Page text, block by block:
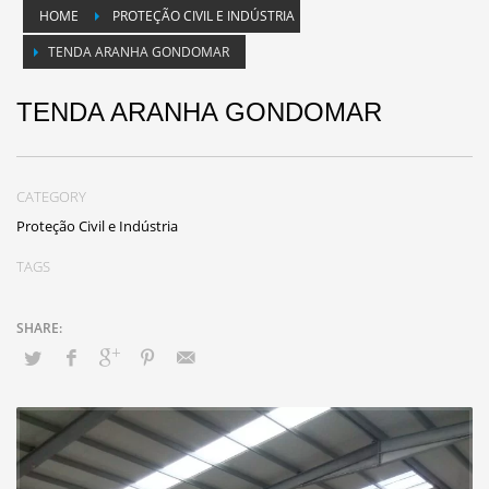
HOME
PROTEÇÃO CIVIL E INDÚSTRIA
TENDA ARANHA GONDOMAR
TENDA ARANHA GONDOMAR
CATEGORY
Proteção Civil e Indústria
TAGS